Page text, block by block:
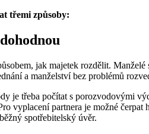
třemi způsoby:
jak majetek rozdělit.
a manželství bez problémů
je třeba počítat s porozvodovými
vyplacení partnera je možné
spotřebitelský úvěr.